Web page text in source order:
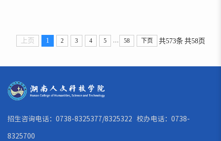
上页 1 2 3 4 5 ... 58 下页 共573条 共58页
招生咨询电话：0738-8325377/8325322 校办电话：0738-
8325700